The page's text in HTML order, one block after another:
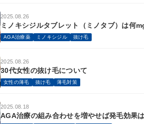
2025.08.26
ミノキシジルタブレット（ミノタブ）は何
AGA治療薬 ミノキシジル 抜け毛
2025.08.26
30代女性の抜け毛について
女性の薄毛 抜け毛 薄毛対策
2025.08.18
AGA治療の組み合わせを増やせば発毛効果